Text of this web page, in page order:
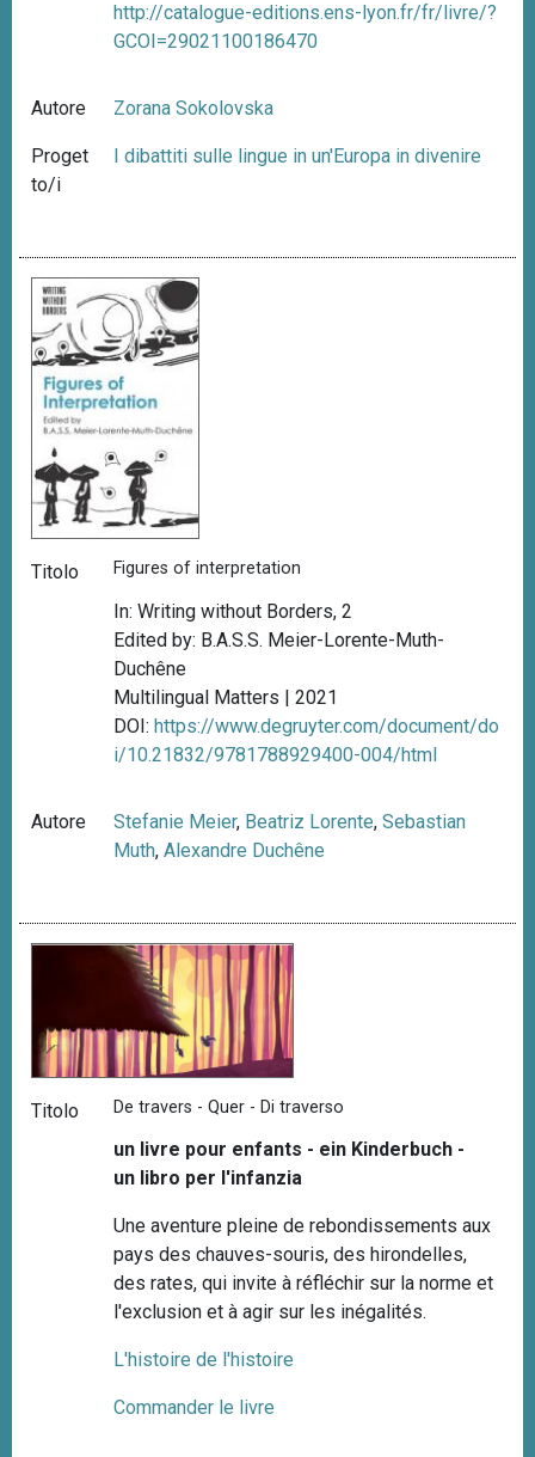
http://catalogue-editions.ens-lyon.fr/fr/livre/?
GCOI=29021100186470
Autore Zorana Sokolovska
Proget
to/i
I dibattiti sulle lingue in un'Europa in divenire
Titolo Figures of interpretation
In: Writing without Borders, 2
Edited by: B.A.S.S. Meier-Lorente-Muth-
Duchêne
Multilingual Matters | 2021
DOI:https://www.degruyter.com/document/do
i/10.21832/9781788929400-004/html
Autore Stefanie Meier, Beatriz Lorente,Sebastian
Muth,Alexandre Duchêne
Titolo De travers - Quer - Di traverso
un livre pour enfants - ein Kinderbuch -
un libro per l'infanzia
Une aventure pleine de rebondissements aux
pays des chauves-souris, des hirondelles,
des rates, qui invite à réfléchir sur la norme et
l'exclusion et à agir sur les inégalités.
L'histoire de l'histoire
Commander le livre